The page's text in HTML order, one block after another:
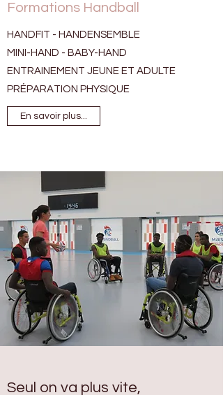
Formations Handball
HANDFIT - HANDENSEMBLE
MINI-HAND - BABY-HAND
ENTRAINEMENT JEUNE ET ADULTE
PRÉPARATION PHYSIQUE
En savoir plus...
Seul on va plus vite,